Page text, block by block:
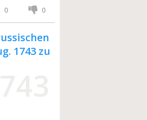
0 0
1743 zu